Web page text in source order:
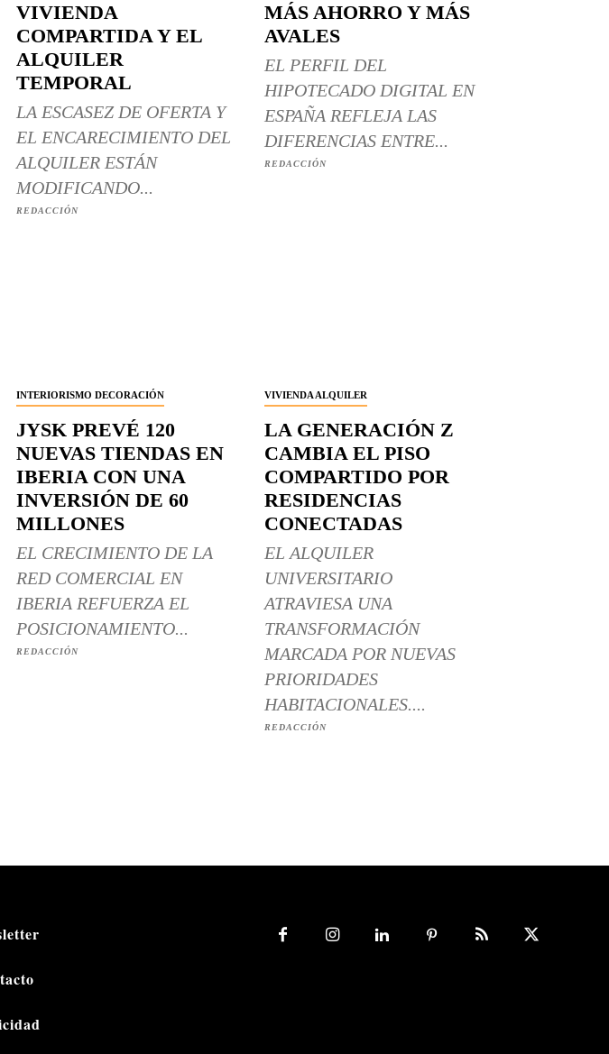
VIVIENDA
COMPARTIDA Y EL
ALQUILER
TEMPORAL
LA ESCASEZ DE OFERTA Y
EL ENCARECIMIENTO DEL
ALQUILER ESTÁN
MODIFICANDO...
REDACCIÓN
MÁS AHORRO Y MÁS
AVALES
EL PERFIL DEL
HIPOTECADO DIGITAL EN
ESPAÑA REFLEJA LAS
DIFERENCIAS ENTRE...
REDACCIÓN
INTERIORISMO DECORACIÓN
JYSK PREVÉ 120
NUEVAS TIENDAS EN
IBERIA CON UNA
INVERSIÓN DE 60
MILLONES
EL CRECIMIENTO DE LA
RED COMERCIAL EN
IBERIA REFUERZA EL
POSICIONAMIENTO...
REDACCIÓN
VIVIENDA ALQUILER
LA GENERACIÓN Z
CAMBIA EL PISO
COMPARTIDO POR
RESIDENCIAS
CONECTADAS
EL ALQUILER
UNIVERSITARIO
ATRAVIESA UNA
TRANSFORMACIÓN
MARCADA POR NUEVAS
PRIORIDADES
HABITACIONALES....
REDACCIÓN